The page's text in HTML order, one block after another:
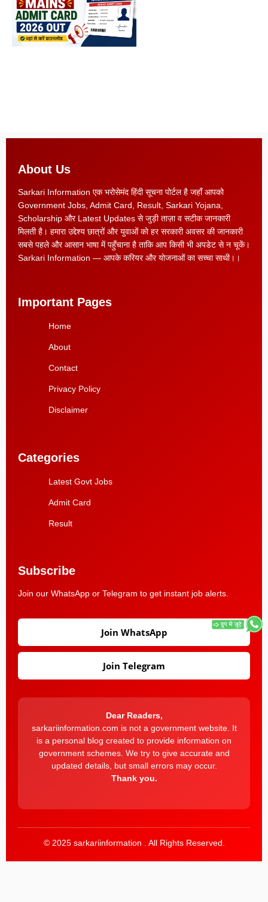
About Us
Sarkari Information एक भरोसेमंद हिंदी सूचना पोर्टल है जहाँ आपको
Government Jobs, Admit Card, Result, Sarkari Yojana,
Scholarship और Latest Updates से जुड़ी ताज़ा व सटीक जानकारी
मिलती है। हमारा उद्देश्य छात्रों और युवाओं को हर सरकारी अवसर की जानकारी
सबसे पहले और आसान भाषा में पहुँचाना है ताकि आप किसी भी अपडेट से न चूकें।
Sarkari Information — आपके करियर और योजनाओं का सच्चा साथी।।
Important Pages
Home
About
Contact
Privacy Policy
Disclaimer
Categories
Latest Govt Jobs
Admit Card
Result
Subscribe
Join our WhatsApp or Telegram to get instant job alerts.
Join WhatsApp
Join Telegram
Dear Readers,
sarkariinformation.com is not a government website. It
is a personal blog created to provide information on
government schemes. We try to give accurate and
updated details, but small errors may occur.
Thank you.
© 2025 sarkariinformation . All Rights Reserved.